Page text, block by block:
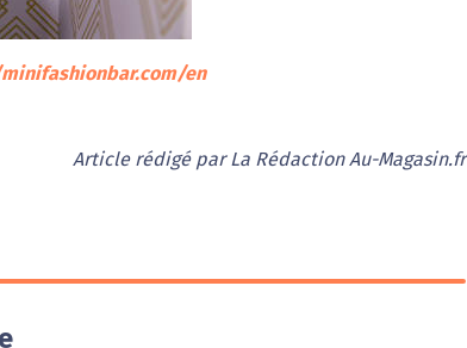
en
Article rédigé par La Rédaction Au-Magasin.fr